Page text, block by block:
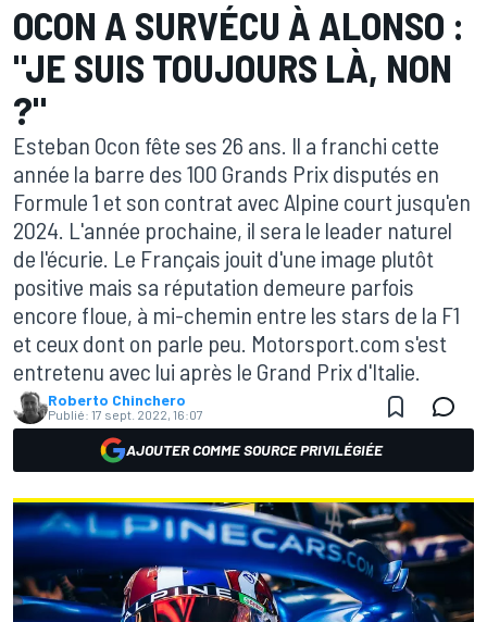
OCON A SURVÉCU À ALONSO :
"JE SUIS TOUJOURS LÀ, NON
?"
Esteban Ocon fête ses 26 ans. Il a franchi cette
année la barre des 100 Grands Prix disputés en
Formule 1 et son contrat avec Alpine court jusqu'en
2024. L'année prochaine, il sera le leader naturel
de l'écurie. Le Français jouit d'une image plutôt
positive mais sa réputation demeure parfois
encore floue, à mi-chemin entre les stars de la F1
et ceux dont on parle peu. Motorsport.com s'est
entretenu avec lui après le Grand Prix d'Italie.
Roberto Chinchero
Publié: 17 sept. 2022, 16:07
AJOUTER COMME SOURCE PRIVILÉGIÉE